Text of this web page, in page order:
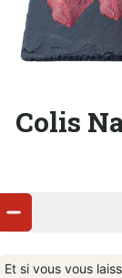
Colis
Et si vous vous